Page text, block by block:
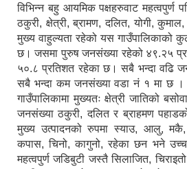
विभिन्न बहु आयमिक पक्षहरुवाट महत्वपुर्ण
ठकुरी, क्षेत्री, ब्रामण, दलित, योगी,
मुख्य वाहुल्यता रहेको यस गाउँपालिकाको
छ। जसमा पुरुष जनसंख्या रहेको ४९.२५
५०.८ प्रतिशत रहेका छ। सबै भन्दा वढि
सबै भन्दा कम जनसंख्या वडा नं १ मा छ ।
गाउँपालिकामा मुख्यतः क्षेत्री जातिको
जनसंख्या ठकुरी, दलित र ब्राहमण
मुख्य उत्पादनको रुपमा स्याउ, आलु, मकै,
कपास, चिनो, कागुनो, रहेका छन भने
महत्वपुर्ण जडिबुटी जस्तै सिलाजित,